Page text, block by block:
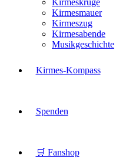
Kirmeskrüge
Kirmesmauer
Kirmeszug
Kirmesabende
Musikgeschichte
Kirmes-Kompass
Spenden
🛒 Fanshop